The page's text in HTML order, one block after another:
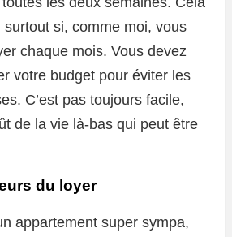
si, comme moi, vous
chaque mois. Vous devez
votre budget pour éviter les
C’est pas toujours facile,
de la vie là-bas qui peut être
du loyer
appartement super sympa,